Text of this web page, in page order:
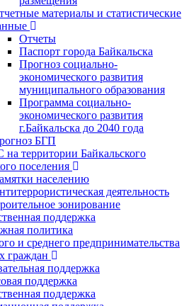
материалы и статистические
Отчеты
Паспорт города Байкальска
Прогноз социально-
экономического развития
муниципального образования
Программа социально-
экономического развития
г.Байкальска до 2040 года
БГП
территории Байкальского
поселения
населению
деятельность
зонирование
поддержка
политика
и среднего предпринимательства
граждан
поддержка
поддержка
поддержка